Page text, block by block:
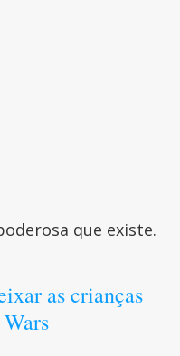
que existe.
as crianças